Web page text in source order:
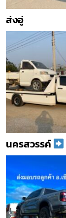
ส่งอู่
นครสวรรค์